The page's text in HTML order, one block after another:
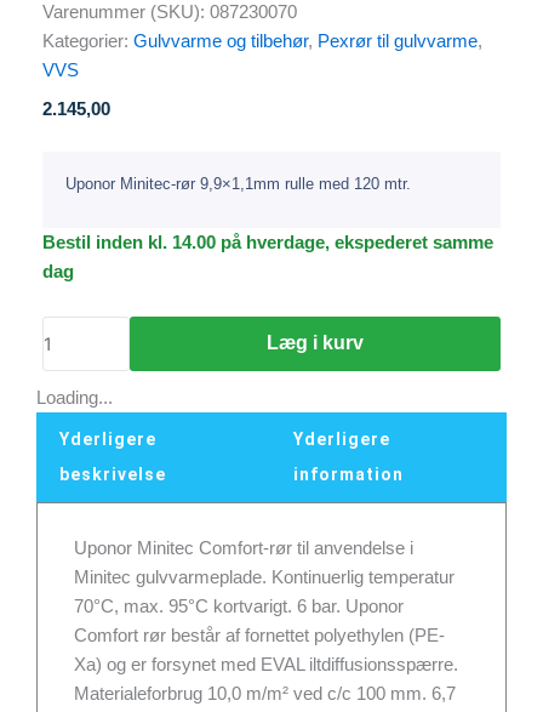
Varenummer (SKU): 087230070
Kategorier: Gulvvarme og tilbehør, Pexrør til gulvvarme,
VVS
2.145,00
Uponor Minitec-rør 9,9×1,1mm rulle med 120 mtr.
Bestil inden kl. 14.00 på hverdage, ekspederet samme
dag
Uponor
Minitec-
med
120
mtr.
antal
Læg i kurv
Loading...
Yderligere
beskrivelse
Yderligere
information
Uponor Minitec Comfort-rør til anvendelse i
Minitec gulvvarmeplade. Kontinuerlig temperatur
70°C, max. 95°C kortvarigt. 6 bar. Uponor
Comfort rør består af fornettet polyethylen (PE-
Xa) og er forsynet med EVAL iltdiffusionsspærre.
Materialeforbrug 10,0 m/m² ved c/c 100 mm. 6,7